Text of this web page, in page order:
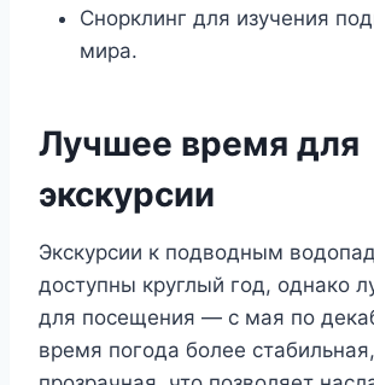
Снорклинг для изучения
мира.
Лучшее время для
экскурсии
Экскурсии к подводным
доступны круглый год, однако
для посещения — с мая по
время погода более